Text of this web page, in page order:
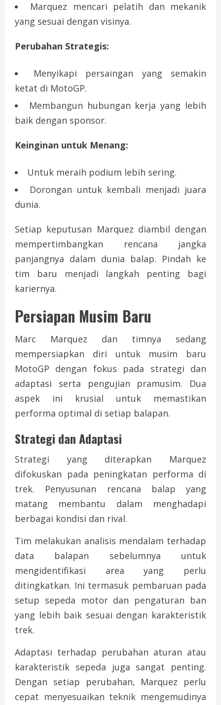
Marquez mencari pelatih dan mekanik
yang sesuai dengan visinya.
Perubahan Strategis:
Menyikapi persaingan yang semakin
ketat di MotoGP.
Membangun hubungan kerja yang lebih
baik dengan sponsor.
Keinginan untuk Menang:
Untuk meraih podium lebih sering.
Dorongan untuk kembali menjadi juara
dunia.
Setiap keputusan Marquez diambil dengan
mempertimbangkan rencana jangka
panjangnya dalam dunia balap. Pindah ke
tim baru menjadi langkah penting bagi
kariernya.
Persiapan Musim Baru
Marc Marquez dan timnya sedang
mempersiapkan diri untuk musim baru
MotoGP dengan fokus pada strategi dan
adaptasi serta pengujian pramusim. Dua
aspek ini krusial untuk memastikan
performa optimal di setiap balapan.
Strategi dan Adaptasi
Strategi yang diterapkan Marquez
difokuskan pada peningkatan performa di
trek. Penyusunan rencana balap yang
matang membantu dalam menghadapi
berbagai kondisi dan rival.
Tim melakukan analisis mendalam terhadap
data balapan sebelumnya untuk
mengidentifikasi area yang perlu
ditingkatkan. Ini termasuk pembaruan pada
setup sepeda motor dan pengaturan ban
yang lebih baik sesuai dengan karakteristik
trek.
Adaptasi terhadap perubahan aturan atau
karakteristik sepeda juga sangat penting.
Dengan setiap perubahan, Marquez perlu
cepat menyesuaikan teknik mengemudinya